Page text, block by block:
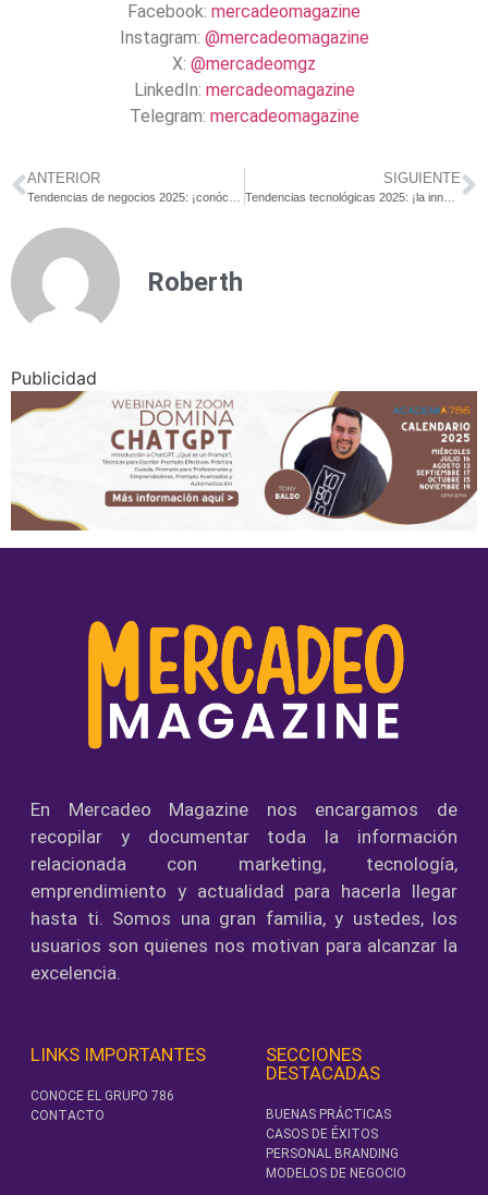
Facebook: mercadeomagazine
Instagram: @mercadeomagazine
X: @mercadeomgz
LinkedIn: mercadeomagazine
Telegram: mercadeomagazine
ANTERIOR SIGUIENTE
Tendencias tecnológicas 2025: ¡la innovación no se detiene!
Roberth
Publicidad
En Mercadeo Magazine nos encargamos de
recopilar y documentar toda la información
relacionada con marketing, tecnología,
emprendimiento y actualidad para hacerla llegar
hasta ti. Somos una gran familia, y ustedes, los
usuarios son quienes nos motivan para alcanzar la
excelencia.
LINKS IMPORTANTES
CONOCE EL GRUPO 786
CONTACTO
SECCIONES
DESTACADAS
BUENAS PRÁCTICAS
CASOS DE ÉXITOS
PERSONAL BRANDING
MODELOS DE NEGOCIO